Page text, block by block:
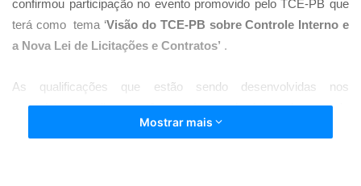
confirmou participação no evento promovido pelo TCE-PB que
terá como tema ‘Visão do TCE-PB sobre Controle Interno e
a Nova Lei de Licitações e Contratos’ .
As qualificações que estão sendo desenvolvidas nos
municípios paraibanos, têm caráter pedagógico do controle
externo e vai auxiliar os participantes a entender a perspectiva
Mostrar mais